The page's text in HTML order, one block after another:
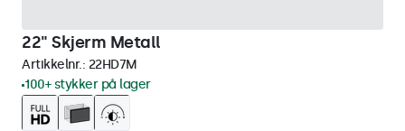
22" Skjerm Metall
Artikkelnr.: 22HD7M
100+ stykker på lager